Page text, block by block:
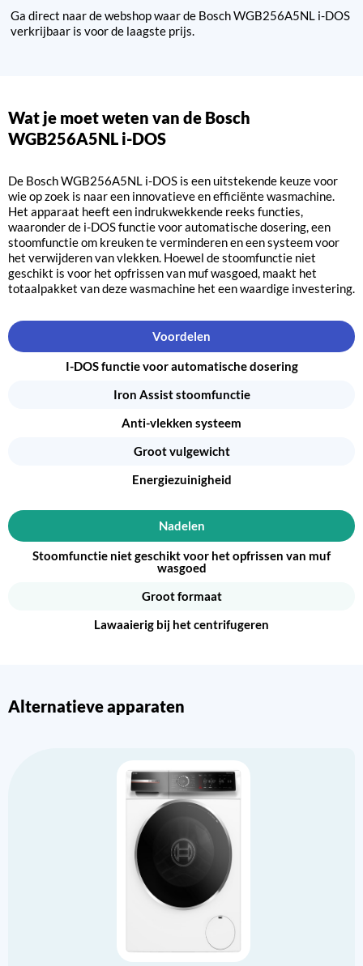
Ga direct naar de webshop waar de Bosch WGB256A5NL i-DOS
verkrijbaar is voor de laagste prijs.
Wat je moet weten van de Bosch
WGB256A5NL i-DOS
De Bosch WGB256A5NL i-DOS is een uitstekende keuze voor
wie op zoek is naar een innovatieve en efficiënte wasmachine.
Het apparaat heeft een indrukwekkende reeks functies,
waaronder de i-DOS functie voor automatische dosering, een
stoomfunctie om kreuken te verminderen en een systeem voor
het verwijderen van vlekken. Hoewel de stoomfunctie niet
geschikt is voor het opfrissen van muf wasgoed, maakt het
totaalpakket van deze wasmachine het een waardige investering.
Voordelen
I-DOS functie voor automatische dosering
Iron Assist stoomfunctie
Anti-vlekken systeem
Groot vulgewicht
Energiezuinigheid
Nadelen
Stoomfunctie niet geschikt voor het opfrissen van muf
wasgoed
Groot formaat
Lawaaierig bij het centrifugeren
Alternatieve apparaten